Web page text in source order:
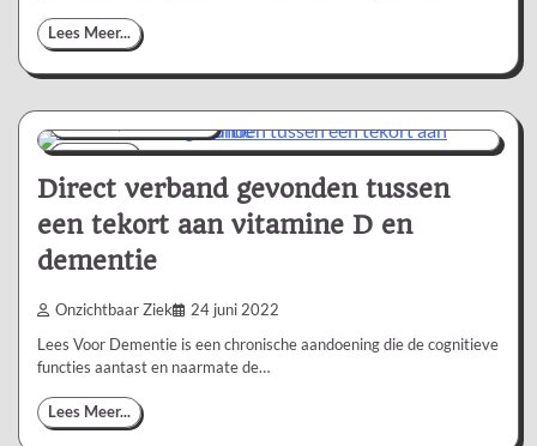
Lees Meer...
2 min 0
Nieuws/Informatie
Direct verband gevonden tussen
een tekort aan vitamine D en
dementie
Onzichtbaar Ziek 24 juni 2022
Lees Voor Dementie is een chronische aandoening die de cognitieve
functies aantast en naarmate de…
Lees Meer...